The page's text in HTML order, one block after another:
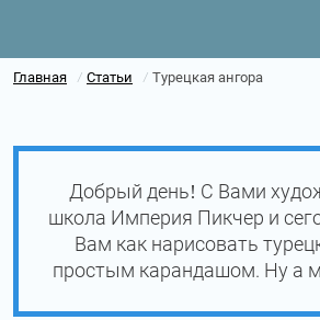
Главная / Статьи / Турецкая ангора
Добрый день! С Вами
школа Империя Пикчер и
Вам как нарисовать
простым карандашом. Ну а